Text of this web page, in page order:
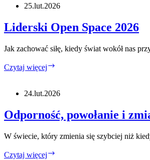
27-
25.lut.2026
Liderski Open Space 2026
Jak zachować siłę, kiedy świat wokół nas
Czytaj więcej
2026
24.lut.2026
Odporność, powołanie i
W świecie, który zmienia się szybciej niż
Czytaj więcej